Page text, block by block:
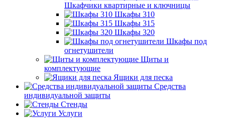
Шкафчики квартирные и ключницы
Шкафы 310
Шкафы 315
Шкафы 320
Шкафы под
огнетушители
Щиты и
комплектующие
Ящики для песка
Средства
индивидуальной защиты
Стенды
Услуги